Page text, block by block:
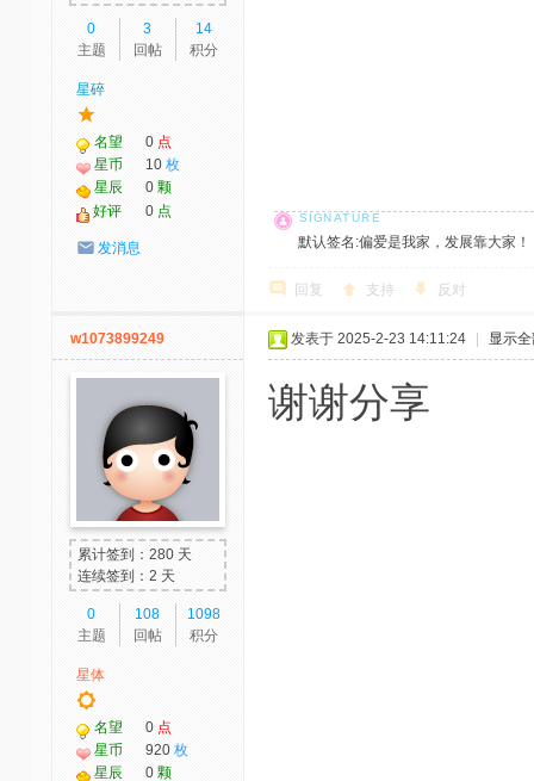
0
主题
3
回帖
14
积分
星碎
名望 0 点
星币
10 枚
星辰
0 颗
好评
0 点
发消息 默认签名:偏爱是我家，发展靠大家
回复 支持 反对
w1073899249
累计签到：280 天
连续签到：2 天
0
主题
108
回帖
1098
积分
星体
名望 0 点
星币
920 枚
星辰
0 颗
发表于 2025-2-23 14:11:24 显示
谢谢分享